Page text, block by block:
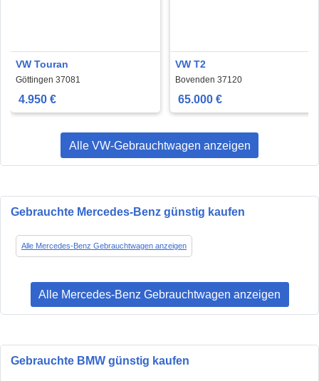
VW Touran
Göttingen 37081
4.950 €
VW T2
Bovenden 37120
65.000 €
Alle VW-Gebrauchtwagen anzeigen
Gebrauchte Mercedes-Benz günstig kaufen
Alle Mercedes-Benz Gebrauchtwagen anzeigen
Alle Mercedes-Benz Gebrauchtwagen anzeigen
Gebrauchte BMW günstig kaufen